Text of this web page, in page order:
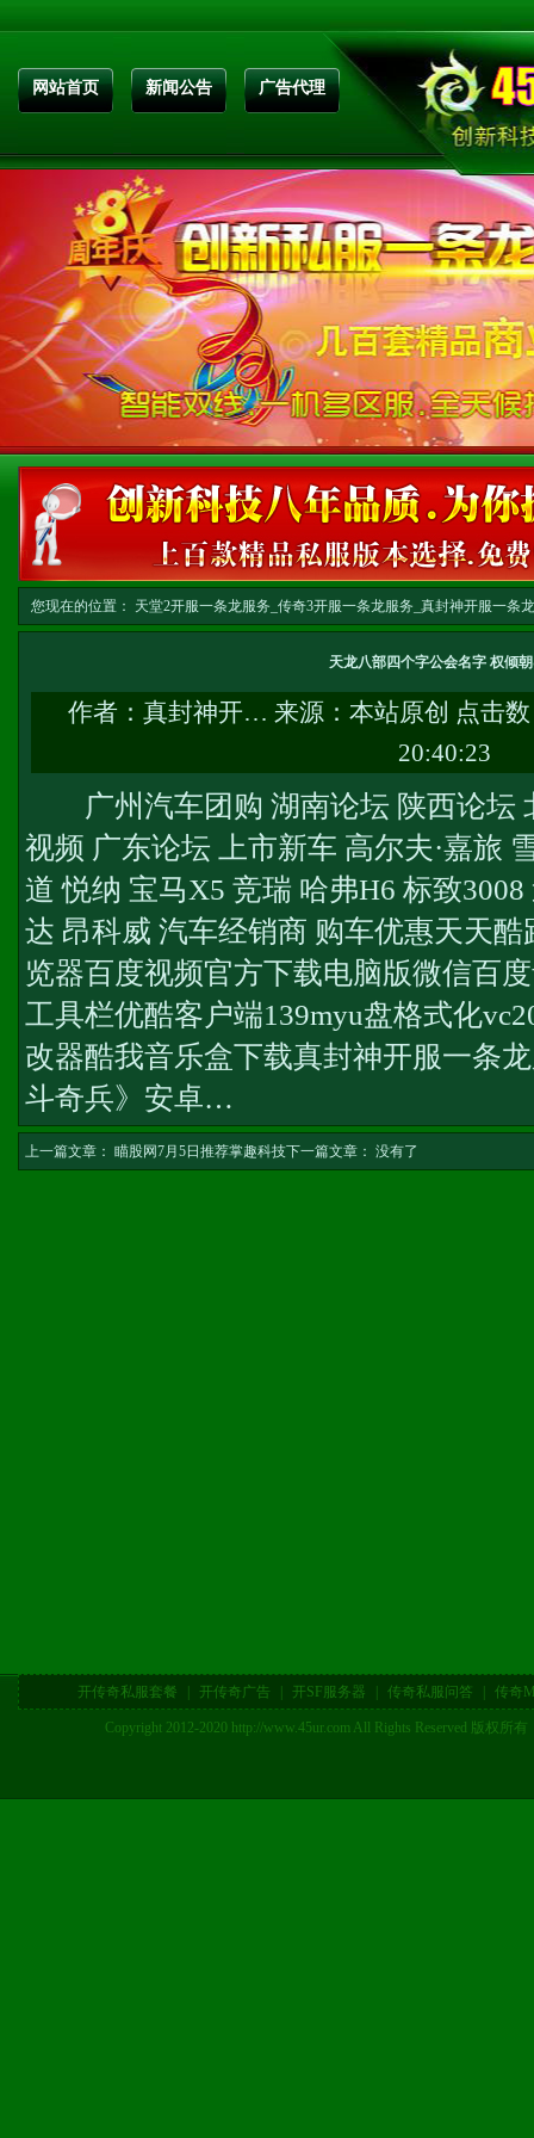
网站首页 新闻公告 广告代理
您现在的位置： 天堂2开服一条龙服务_传奇3开服一条龙服务_真封神开服一条
天龙八部四个字公会名字 权倾
作者： 真封神开… 来源：本站原创 点击
20:40:23
广州汽车团购 湖南论坛 陕西论坛
视频 广东论坛 上市新车 高尔夫·嘉旅
道 悦纳 宝马X5 竞瑞 哈弗H6 标致
达 昂科威 汽车经销商 购车优惠天天
览器百度视频官方下载电脑版微信百
工具栏优酷客户端139myu盘格式化
改器酷我音乐盒下载真封神开服一条
斗奇兵》安卓…
上一篇文章： 瞄股网7月5日推荐掌趣科技下一篇文章： 没有了
开传奇私服套餐 开传奇广告 开SF服务器 传奇私服问答 传奇
Copyright 2012-2020 http://www.45ur.com All Rights Reserved 版权